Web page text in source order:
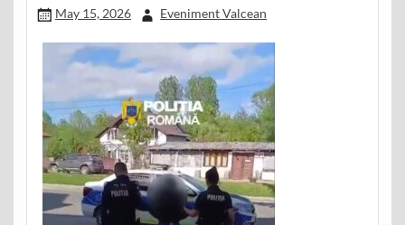
May 15, 2026 Eveniment Valcean